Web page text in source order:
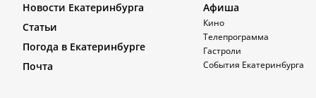
Новости Екатеринбурга
Статьи
Погода в Екатеринбурге
Почта
Афиша
Кино
Телепрограмма
Гастроли
События Екатеринбурга